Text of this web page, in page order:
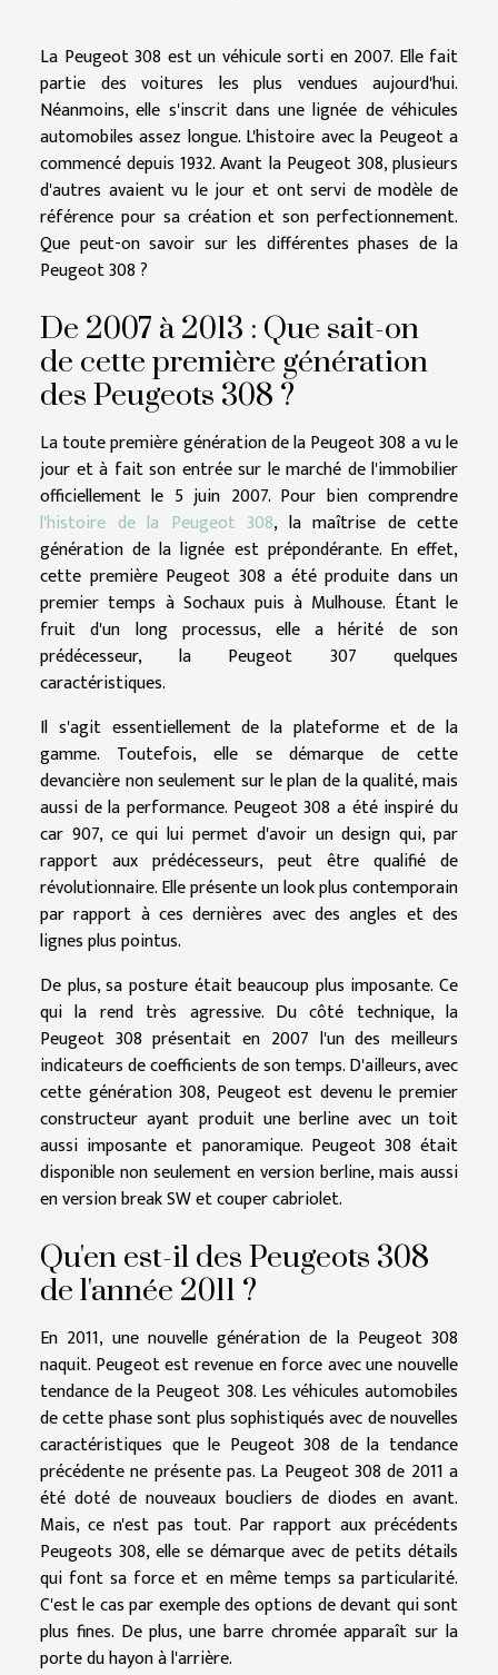
La Peugeot 308 est un véhicule sorti en 2007. Elle fait
partie des voitures les plus vendues aujourd'hui.
Néanmoins, elle s'inscrit dans une lignée de véhicules
automobiles assez longue. L'histoire avec la Peugeot a
commencé depuis 1932. Avant la Peugeot 308, plusieurs
d'autres avaient vu le jour et ont servi de modèle de
référence pour sa création et son perfectionnement.
Que peut-on savoir sur les différentes phases de la
Peugeot 308 ?
De 2007 à 2013 : Que sait-on
de cette première génération
des Peugeots 308 ?
La toute première génération de la Peugeot 308 a vu le
jour et à fait son entrée sur le marché de l'immobilier
officiellement le 5 juin 2007. Pour bien comprendre
l'histoire de la Peugeot 308, la maîtrise de cette
génération de la lignée est prépondérante. En effet,
cette première Peugeot 308 a été produite dans un
premier temps à Sochaux puis à Mulhouse. Étant le
fruit d'un long processus, elle a hérité de son
prédécesseur, la Peugeot 307 quelques
caractéristiques.
Il s'agit essentiellement de la plateforme et de la
gamme. Toutefois, elle se démarque de cette
devancière non seulement sur le plan de la qualité, mais
aussi de la performance. Peugeot 308 a été inspiré du
car 907, ce qui lui permet d'avoir un design qui, par
rapport aux prédécesseurs, peut être qualifié de
révolutionnaire. Elle présente un look plus contemporain
par rapport à ces dernières avec des angles et des
lignes plus pointus.
De plus, sa posture était beaucoup plus imposante. Ce
qui la rend très agressive. Du côté technique, la
Peugeot 308 présentait en 2007 l'un des meilleurs
indicateurs de coefficients de son temps. D'ailleurs, avec
cette génération 308, Peugeot est devenu le premier
constructeur ayant produit une berline avec un toit
aussi imposante et panoramique. Peugeot 308 était
disponible non seulement en version berline, mais aussi
en version break SW et couper cabriolet.
Qu'en est-il des Peugeots 308
de l'année 2011 ?
En 2011, une nouvelle génération de la Peugeot 308
naquit. Peugeot est revenue en force avec une nouvelle
tendance de la Peugeot 308. Les véhicules automobiles
de cette phase sont plus sophistiqués avec de nouvelles
caractéristiques que le Peugeot 308 de la tendance
précédente ne présente pas. La Peugeot 308 de 2011 a
été doté de nouveaux boucliers de diodes en avant.
Mais, ce n'est pas tout. Par rapport aux précédents
Peugeots 308, elle se démarque avec de petits détails
qui font sa force et en même temps sa particularité.
C'est le cas par exemple des options de devant qui sont
plus fines. De plus, une barre chromée apparaît sur la
porte du hayon à l'arrière.